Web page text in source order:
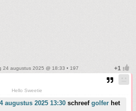
24 augustus 2025 @ 18:33 • 197
Hello Sweetie
augustus 2025 13:30 schreef golfer het